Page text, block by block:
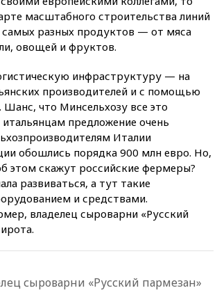
масштабного строительства линий
самых разных продуктов — от мяса
овощей и фруктов.
инфраструктуру — на
производителей и с помощью
Шанс, что Минсельхозу все это
предложение очень
Италии
обошлись порядка 900 млн евро. Но,
этом скажут российские фермеры?
развиваться, а тут такие
и средствами.
владелец сыроварни «Русский
сыроварни «Русский пармезан»